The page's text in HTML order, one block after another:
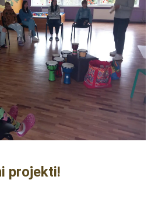
projekti!